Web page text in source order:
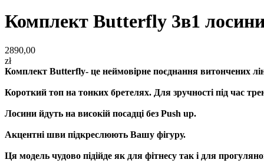
Комплект Butterfly 3в1
2890,00
zł
Комплект Butterfly- це неймовірне поєднання витончених
Короткий топ на тонких бретелях. Для зручності під час
Лосини йдуть на високій посадці без Push up.
Акцентні шви підкреслюють Вашу фігуру.
Ця модель чудово підійде як для фітнесу так і для